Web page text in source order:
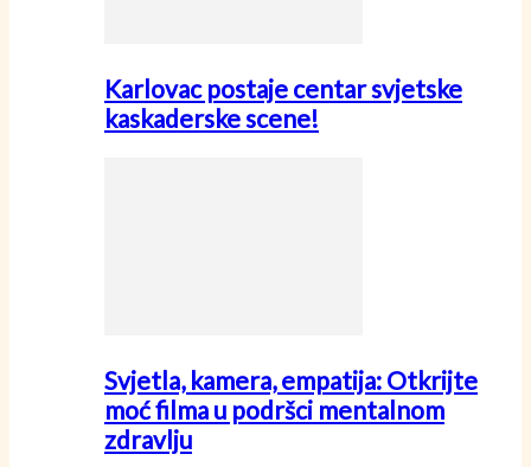
Karlovac postaje centar svjetske
kaskaderske scene!
Svjetla, kamera, empatija: Otkrijte
moć filma u podršci mentalnom
zdravlju